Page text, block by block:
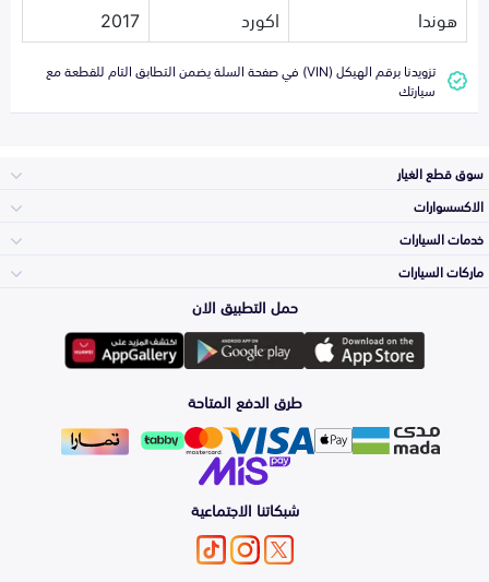
هوندا
اكورد 2017
تزويدنا برقم الهيكل (VIN) في صفحة السلة يضمن التطابق التام للقطعة مع
سيارتك
سوق قطع الغيار
المكائن، القيرات
وملحقاتها
الشمعات
والاصطبات (الاضاءة)
الفرامل والأقمشة
الاكسسوارات
لوازم الرحلات
اكسسوارات العناية
الزيوت و السوائل
خدمات السيارات
الأكثر مبيعاً
التلميع والعناية
حماية مقدمة السيارة
ماركات السيارات
تويوتا
هيونداي
كيا
حمل التطبيق الان
طرق الدفع المتاحة
شبكاتنا الاجتماعية